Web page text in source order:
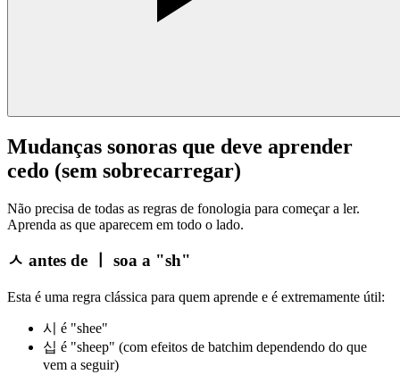
Mudanças sonoras que deve aprender
cedo (sem sobrecarregar)
Não precisa de todas as regras de fonologia para começar a ler.
Aprenda as que aparecem em todo o lado.
ㅅ antes de ㅣ soa a "sh"
Esta é uma regra clássica para quem aprende e é extremamente útil:
시 é "shee"
십 é "sheep" (com efeitos de batchim dependendo do que
vem a seguir)